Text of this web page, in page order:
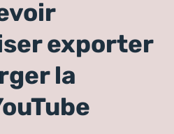
exporter
la